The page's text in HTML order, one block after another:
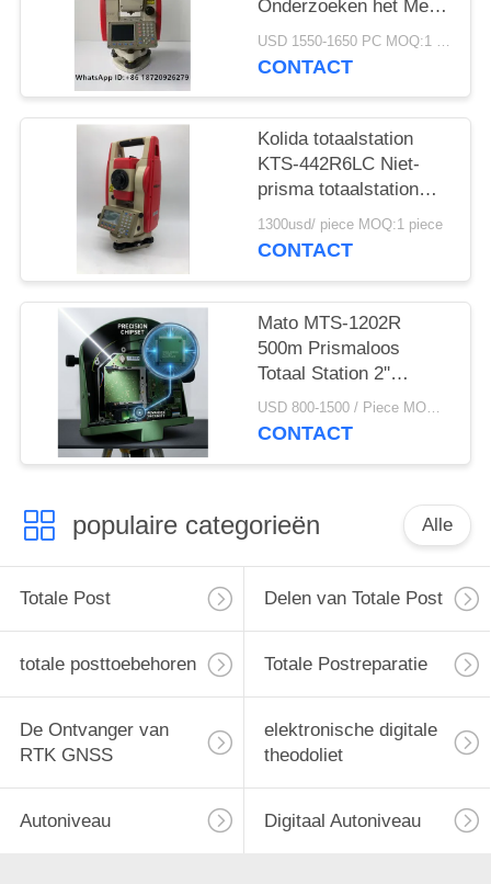
Onderzoeken het Merk
goedkope Totale Post
KTS442R10
USD 1550-1650 PC MOQ:1 pc
CONTACT
Kolida totaalstation
KTS-442R6LC Niet-
prisma totaalstation
600M
1300usd/ piece MOQ:1 piece
CONTACT
Mato MTS-1202R
500m Prismaloos
Totaal Station 2''
nauwkeurigheid Dual
Axis LCD Surveying
USD 800-1500 / Piece MOQ:1 stuk
CONTACT
populaire categorieën Alle
Totale Post Delen van Totale Post
totale posttoebehoren Totale Postreparatie
De Ontvanger van
RTK GNSS
elektronische digitale
theodoliet
Autoniveau Digitaal Autoniveau